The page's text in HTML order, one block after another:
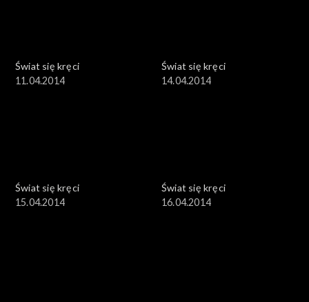
Świat się kręci
11.04.2014
Świat się kręci
14.04.2014
Świat się kręci
15.04.2014
Świat się kręci
16.04.2014